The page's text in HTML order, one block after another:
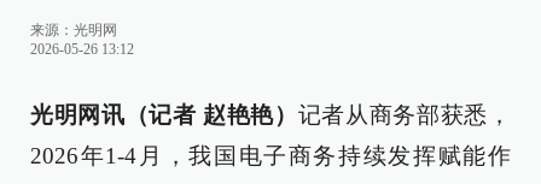
来源： 光明网
2026-05-26 13:12
光明网讯（记者 赵艳艳） 记者从商务部获悉，
2026年1-4月，我国电子商务持续发挥赋能作